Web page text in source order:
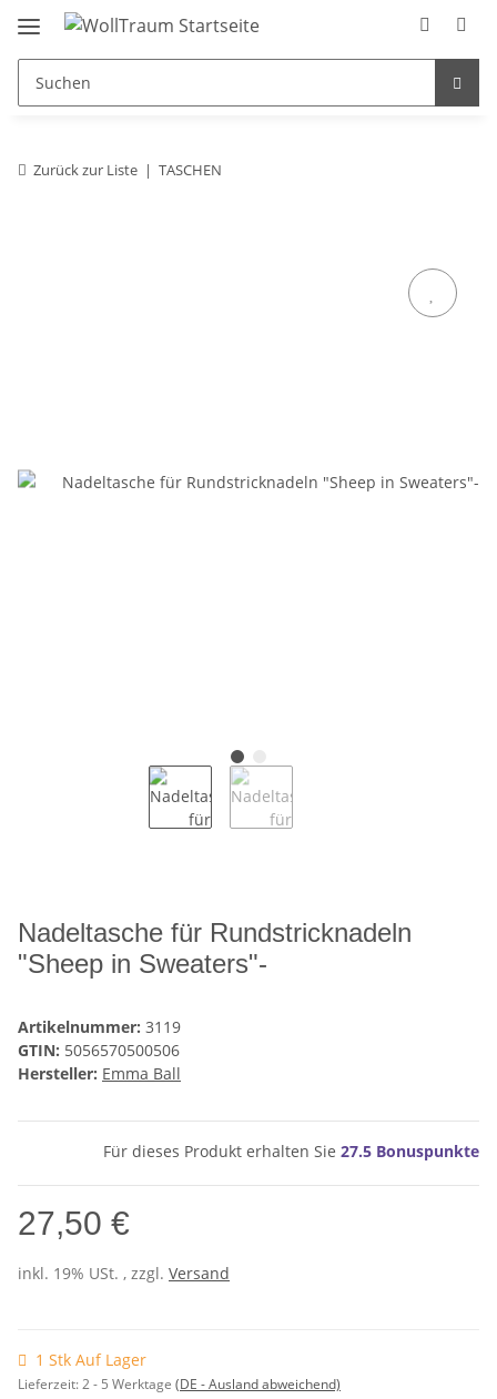
Zurück zur Liste TASCHEN
Nadeltasche für Rundstricknadeln
"Sheep in Sweaters"-
Artikelnummer: 3119
GTIN: 5056570500506
Hersteller: Emma Ball
Für dieses Produkt erhalten Sie 27.5 Bonuspunkte
27,50 €
inkl. 19% USt. , zzgl. Versand
1 Stk Auf Lager
Lieferzeit:2 - 5 Werktage (DE - Ausland abweichend)